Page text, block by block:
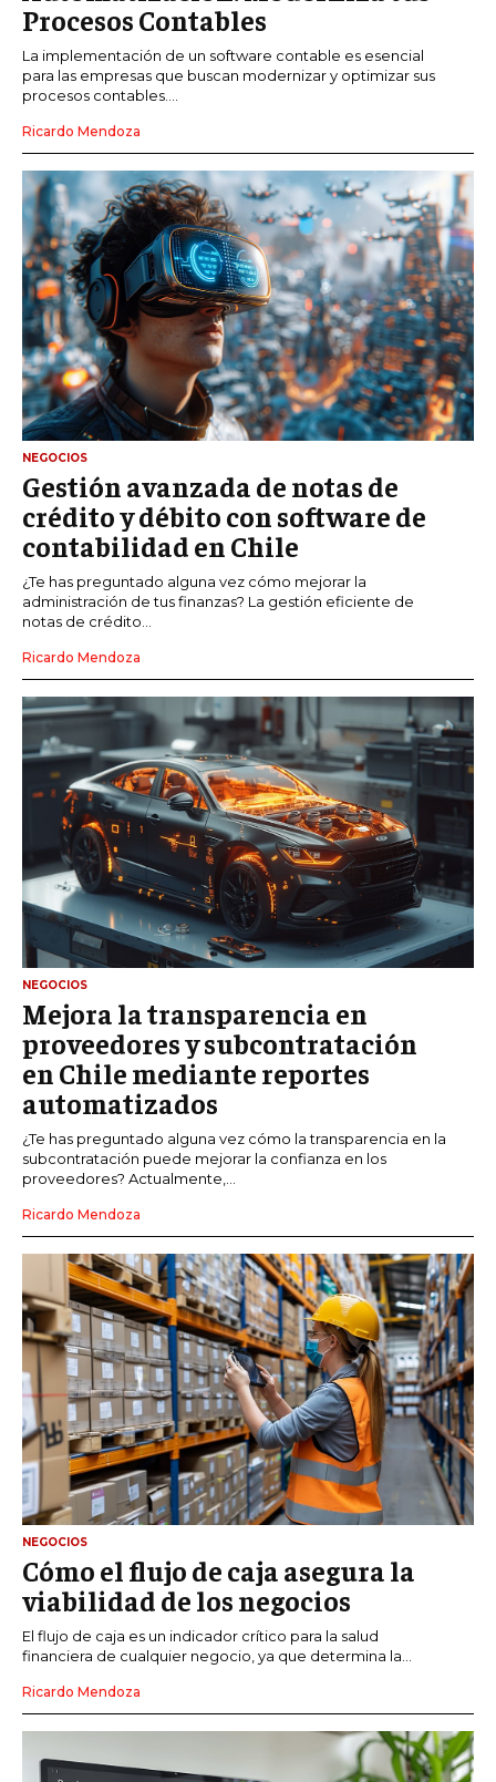
Procesos Contables
La implementación de un software contable es esencial
para las empresas que buscan modernizar y optimizar sus
procesos contables....
Ricardo Mendoza
NEGOCIOS
Gestión avanzada de notas de
crédito y débito con software de
contabilidad en Chile
¿Te has preguntado alguna vez cómo mejorar la
administración de tus finanzas? La gestión eficiente de
notas de crédito...
Ricardo Mendoza
NEGOCIOS
Mejora la transparencia en
proveedores y subcontratación
en Chile mediante reportes
automatizados
¿Te has preguntado alguna vez cómo la transparencia en la
subcontratación puede mejorar la confianza en los
proveedores? Actualmente,...
Ricardo Mendoza
NEGOCIOS
Cómo el flujo de caja asegura la
viabilidad de los negocios
El flujo de caja es un indicador crítico para la salud
financiera de cualquier negocio, ya que determina la...
Ricardo Mendoza